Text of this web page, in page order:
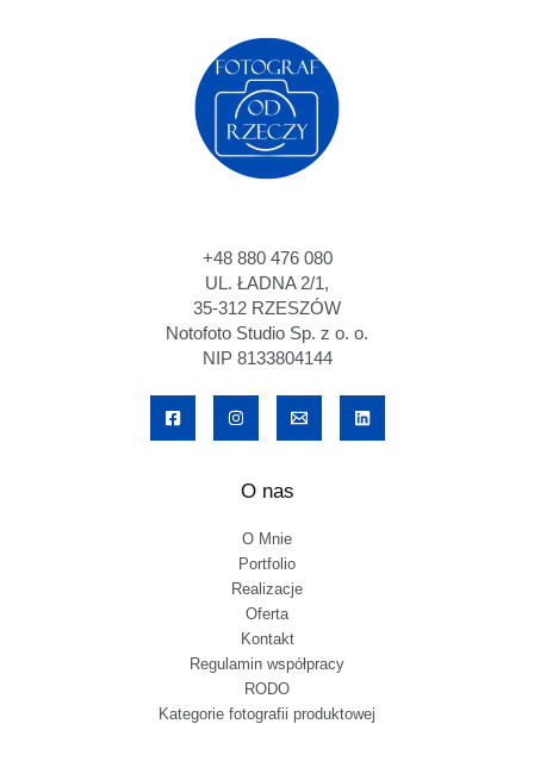
+48 880 476 080
UL. ŁADNA 2/1,
35-312 RZESZÓW
Notofoto Studio Sp. z o. o.
NIP 8133804144
O nas
O Mnie
Portfolio
Realizacje
Oferta
Kontakt
Regulamin współpracy
RODO
Kategorie fotografii produktowej